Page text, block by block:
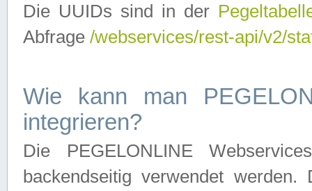
Die UUIDs sind in der
Abfrage /webservices/rest-api/v2/
Wie kann man
integrieren?
Die PEGELONLINE
backendseitig verwendet